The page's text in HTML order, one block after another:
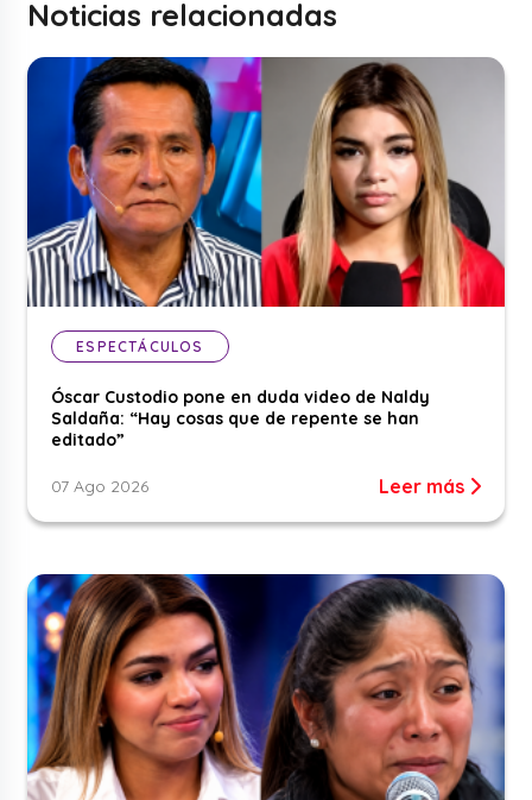
Noticias relacionadas
ESPECTÁCULOS
Óscar Custodio pone en duda video de Naldy
Saldaña: “Hay cosas que de repente se han
editado”
07 Ago 2026 Leer más